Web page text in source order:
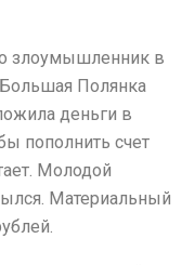
злоумышленник в
Полянка
деньги в
пополнить счет
Молодой
Материальный